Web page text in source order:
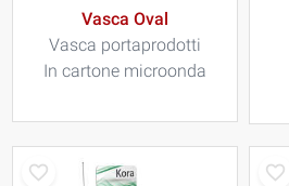
Vasca Oval
Vasca portaprodotti
In cartone microonda